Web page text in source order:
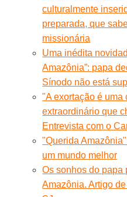
culturalmente
preparada, que
missionária
Uma inédita
Amazônia”: papa
Sínodo não está
"A exortação é uma
extraordinário que
Entrevista com o
"Querida
um mundo melhor
Os sonhos do papa
Amazônia. Artigo